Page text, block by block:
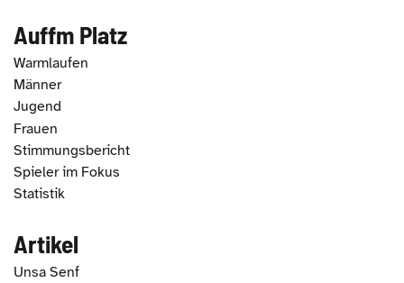
Auffm Platz
Warmlaufen
Männer
Jugend
Frauen
Stimmungsbericht
Spieler im Fokus
Statistik
Artikel
Unsa Senf